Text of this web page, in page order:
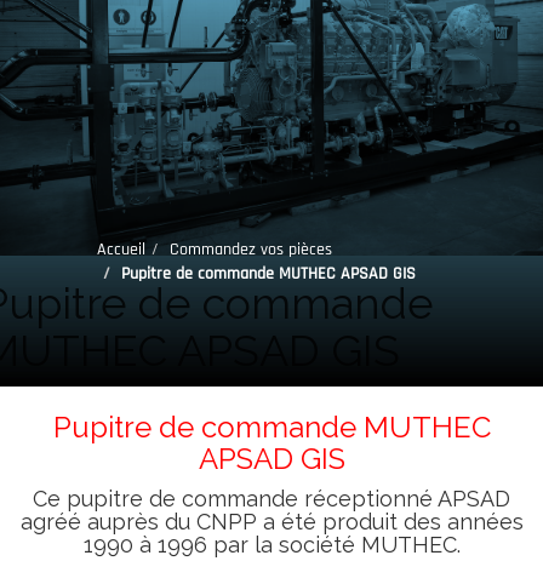
de commande
APSAD GIS
Accueil
Commandez vos pièces
Pupitre de commande MUTHEC APSAD GIS
Pupitre de commande MUTHEC
APSAD GIS
Ce pupitre de commande réceptionné APSAD
agréé auprès du CNPP a été produit des années
1990 à 1996 par la société MUTHEC.